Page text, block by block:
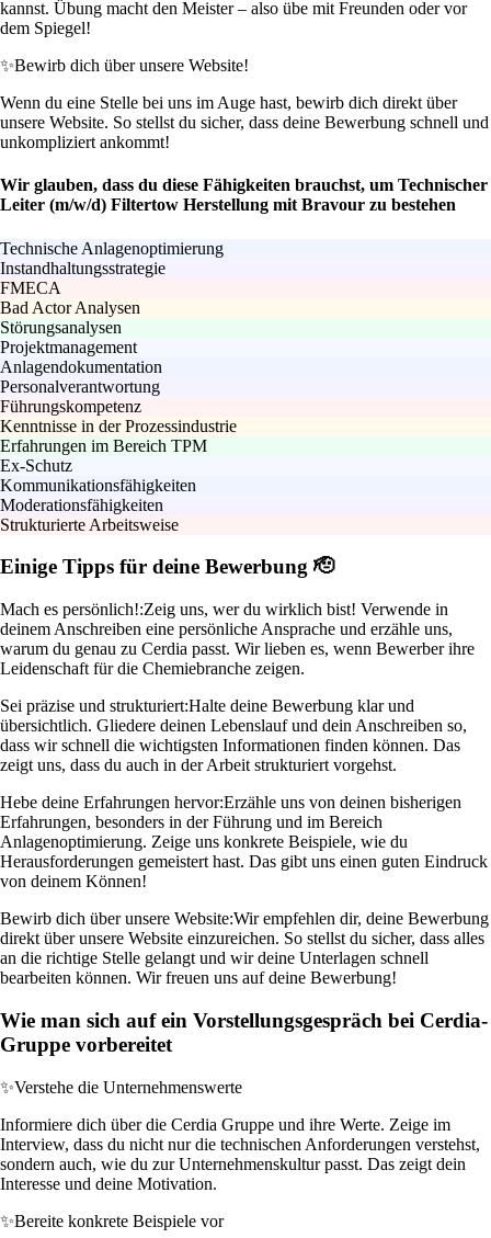
kannst. Übung macht den Meister – also übe mit Freunden oder vor
dem Spiegel!
✨Bewirb dich über unsere Website!
Wenn du eine Stelle bei uns im Auge hast, bewirb dich direkt über
unsere Website. So stellst du sicher, dass deine Bewerbung schnell und
unkompliziert ankommt!
Wir glauben, dass du diese Fähigkeiten brauchst, um Technischer
Leiter (m/w/d) Filtertow Herstellung mit Bravour zu bestehen
Technische Anlagenoptimierung
Instandhaltungsstrategie
FMECA
Bad Actor Analysen
Störungsanalysen
Projektmanagement
Anlagendokumentation
Personalverantwortung
Führungskompetenz
Kenntnisse in der Prozessindustrie
Erfahrungen im Bereich TPM
Ex-Schutz
Kommunikationsfähigkeiten
Moderationsfähigkeiten
Strukturierte Arbeitsweise
Einige Tipps für deine Bewerbung 🫡
Mach es persönlich!:Zeig uns, wer du wirklich bist! Verwende in
deinem Anschreiben eine persönliche Ansprache und erzähle uns,
warum du genau zu Cerdia passt. Wir lieben es, wenn Bewerber ihre
Leidenschaft für die Chemiebranche zeigen.
Sei präzise und strukturiert:Halte deine Bewerbung klar und
übersichtlich. Gliedere deinen Lebenslauf und dein Anschreiben so,
dass wir schnell die wichtigsten Informationen finden können. Das
zeigt uns, dass du auch in der Arbeit strukturiert vorgehst.
Hebe deine Erfahrungen hervor:Erzähle uns von deinen bisherigen
Erfahrungen, besonders in der Führung und im Bereich
Anlagenoptimierung. Zeige uns konkrete Beispiele, wie du
Herausforderungen gemeistert hast. Das gibt uns einen guten Eindruck
von deinem Können!
Bewirb dich über unsere Website:Wir empfehlen dir, deine Bewerbung
direkt über unsere Website einzureichen. So stellst du sicher, dass alles
an die richtige Stelle gelangt und wir deine Unterlagen schnell
bearbeiten können. Wir freuen uns auf deine Bewerbung!
Wie man sich auf ein Vorstellungsgespräch bei Cerdia-
Gruppe vorbereitet
✨Verstehe die Unternehmenswerte
Informiere dich über die Cerdia Gruppe und ihre Werte. Zeige im
Interview, dass du nicht nur die technischen Anforderungen verstehst,
sondern auch, wie du zur Unternehmenskultur passt. Das zeigt dein
Interesse und deine Motivation.
✨Bereite konkrete Beispiele vor